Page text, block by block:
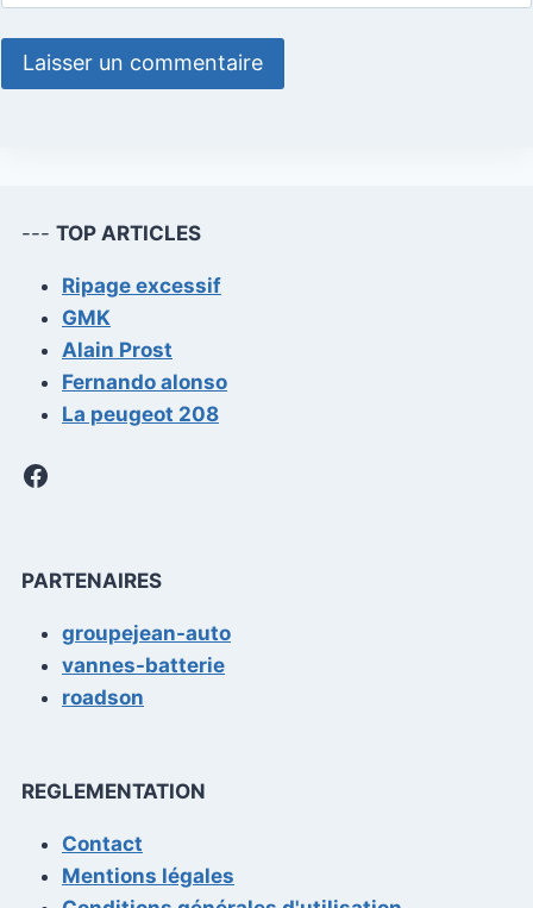
--- TOP ARTICLES
Ripage excessif
GMK
Alain Prost
Fernando alonso
La peugeot 208
Facebook
PARTENAIRES
groupejean-auto
vannes-batterie
roadson
REGLEMENTATION
Contact
Mentions légales